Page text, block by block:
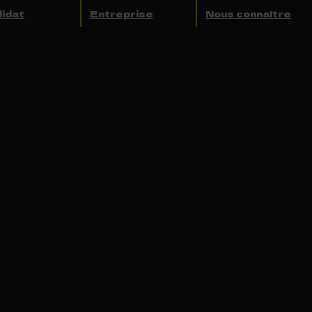
Entreprise Nous connaître